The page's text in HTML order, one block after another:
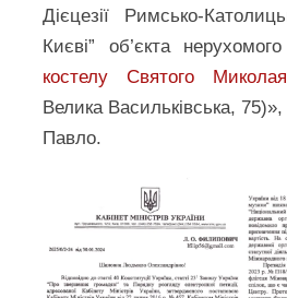
Дієцезії Римсько-
Києві” об’єкта
костелу Святого Миколая
Велика Васильківська,
Павло.